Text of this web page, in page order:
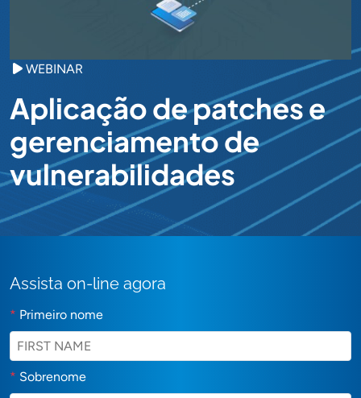
WEBINAR
Aplicação de patches e
gerenciamento de
vulnerabilidades
Assista on-line agora
* Primeiro nome
* Sobrenome